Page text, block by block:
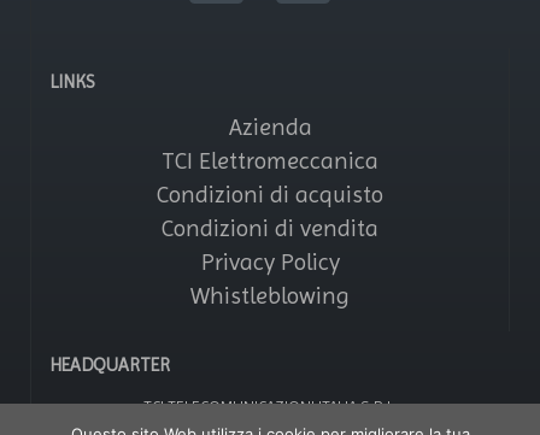
LINKS
Azienda
TCI Elettromeccanica
Condizioni di acquisto
Condizioni di vendita
Privacy Policy
Whistleblowing
HEADQUARTER
TCI TELECOMUNICAZIONI ITALIA S.R.L.
Via Parma, 14 – Saronno 21047 (VA) – Italy